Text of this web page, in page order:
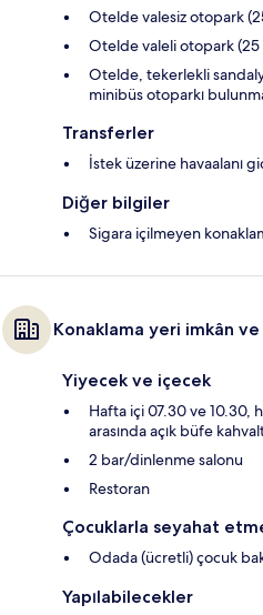
Otelde valesiz otopark
Otelde valeli otopark (25
Otelde, tekerlekli
minibüs otoparkı
Transferler
İstek üzerine havaalanı
Diğer bilgiler
Sigara içilmeyen
Konaklama yeri imkân ve
Yiyecek ve içecek
Hafta içi 07.30 ve 10.30,
arasında açık büfe
2 bar/dinlenme salonu
Restoran
Çocuklarla seyahat
Odada (ücretli) çocuk
Yapılabilecekler